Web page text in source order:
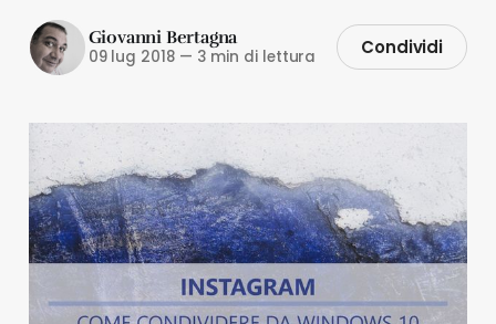
Giovanni Bertagna
09 lug 2018 — 3 min di lettura Condividi